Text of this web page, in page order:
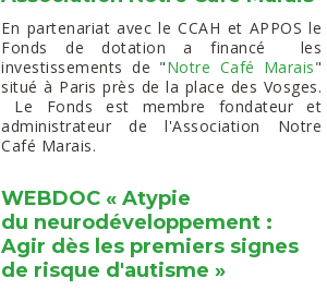
En partenariat avec le CCAH et APPOS le
Fonds de dotation a financé les
investissements de "Notre Café Marais"
situé à Paris près de la place des Vosges.
Le Fonds est membre fondateur et
administrateur de l'Association Notre
Café Marais.
WEBDOC « Atypie
du neurodéveloppement :
Agir dès les premiers signes
de risque d'autisme »